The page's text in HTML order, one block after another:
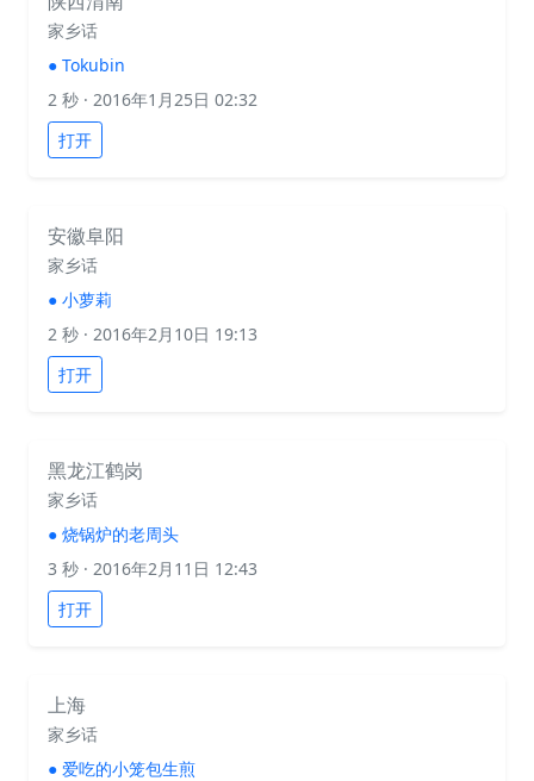
家乡话
● Tokubin
2 秒 · 2016年1月25日 02:32
打开
安徽阜阳
家乡话
● 小萝莉
2 秒 · 2016年2月10日 19:13
打开
黑龙江鹤岗
家乡话
● 烧锅炉的老周头
3 秒 · 2016年2月11日 12:43
打开
上海
家乡话
● 爱吃的小笼包生煎